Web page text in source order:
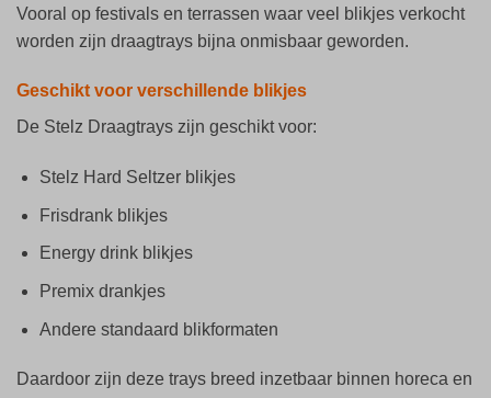
Vooral op festivals en terrassen waar veel blikjes verkocht
worden zijn draagtrays bijna onmisbaar geworden.
Geschikt voor verschillende blikjes
De Stelz Draagtrays zijn geschikt voor:
Stelz Hard Seltzer blikjes
Frisdrank blikjes
Energy drink blikjes
Premix drankjes
Andere standaard blikformaten
Daardoor zijn deze trays breed inzetbaar binnen horeca en